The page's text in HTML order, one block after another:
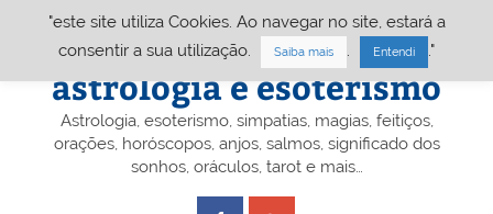
Portal A&E – Portal
astrologia e esoterismo
Astrologia, esoterismo, simpatias, magias, feitiços,
orações, horóscopos, anjos, salmos, significado dos
sonhos, oráculos, tarot e mais…
"este site utiliza Cookies. Ao navegar no site, estará a
consentir a sua utilização.
Saiba mais Entendi ."